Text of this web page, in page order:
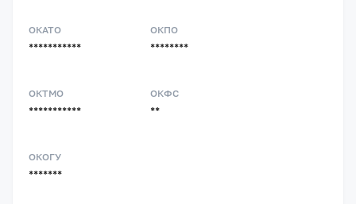
ОКАТО
***********
ОКПО
********
ОКТМО
***********
ОКФС
**
ОКОГУ
*******